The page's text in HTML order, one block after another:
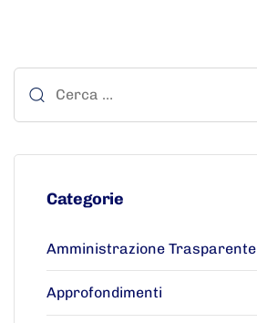
Categorie
Amministrazione Trasparente
Approfondimenti